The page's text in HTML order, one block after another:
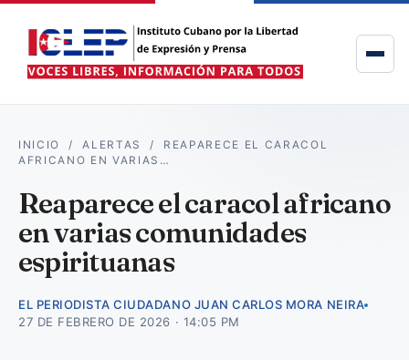
INICIO /ALERTAS / REAPARECE EL CARACOL
AFRICANO EN VARIAS…
Reaparece el caracol africano
en varias comunidades
espirituanas
EL PERIODISTA CIUDADANO JUAN CARLOS MORA NEIRA
27 DE FEBRERO DE 2026 · 14:05 PM